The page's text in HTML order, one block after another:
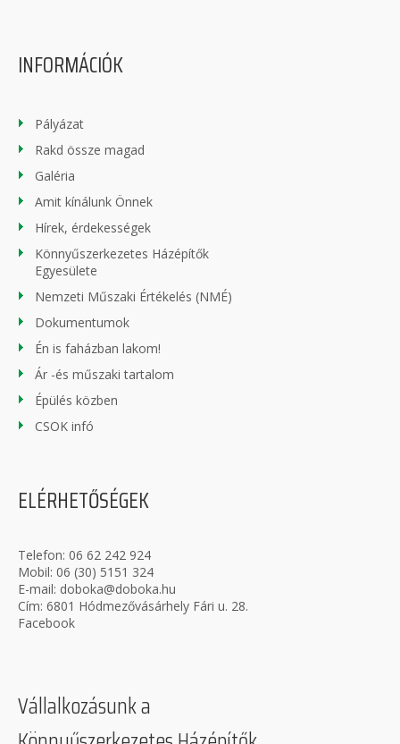
INFORMÁCIÓK
Pályázat
Rakd össze magad
Galéria
Amit kínálunk Önnek
Hírek, érdekességek
Könnyűszerkezetes Házépítők
Egyesülete
Nemzeti Műszaki Értékelés (NMÉ)
Dokumentumok
Én is faházban lakom!
Ár -és műszaki tartalom
Épülés közben
CSOK infó
ELÉRHETŐSÉGEK
Telefon: 06 62 242 924
Mobil: 06 (30) 5151 324
E-mail: doboka@doboka.hu
Cím: 6801 Hódmezővásárhely Fári u. 28.
Facebook
Vállalkozásunk a